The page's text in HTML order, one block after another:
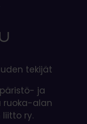
tekijät
ja
ruoka-alan
liitto ry.